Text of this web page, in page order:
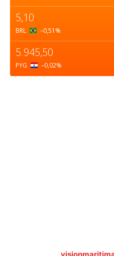
5,10
BRL –0,51 %
5.945,50
PYG –0,02%